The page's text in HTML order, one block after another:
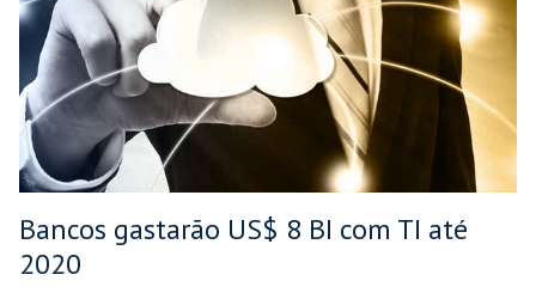
Bancos gastarão US$ 8 BI com TI até
2020